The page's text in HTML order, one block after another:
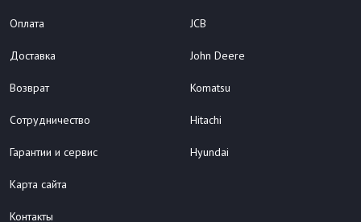
Оплата
Доставка
Возврат
Сотрудничество
Гарантии и сервис
Карта сайта
Контакты
JCB
John Deere
Komatsu
Hitachi
Hyundai